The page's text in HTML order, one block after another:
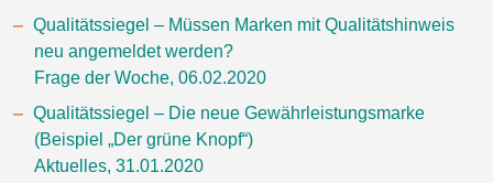
Qualitätssiegel – Müssen Marken mit Qualitätshinweis
neu angemeldet werden?
Frage der Woche, 06.02.2020
Qualitätssiegel – Die neue Gewährleistungsmarke
(Beispiel Der grüne Knopf )
Aktuelles, 31.01.2020